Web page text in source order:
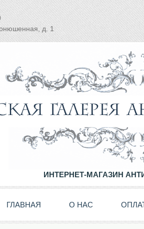
д. 1
ИНТЕРНЕТ-МАГАЗИН
ГЛАВНАЯ О НАС